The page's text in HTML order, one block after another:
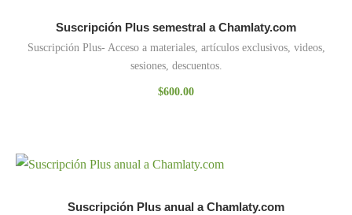
Suscripción Plus semestral a Chamlaty.com
Suscripción Plus- Acceso a materiales, artículos exclusivos, videos,
sesiones, descuentos.
$600.00
Suscripción Plus anual a Chamlaty.com